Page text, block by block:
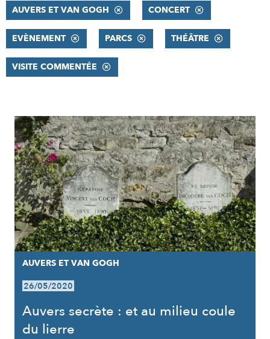
AUVERS ET VAN GOGH CONCERT
EVÈNEMENT PARCS THÉÂTRE
VISITE COMMENTÉE
RÉSULTATS
AUVERS ET VAN GOGH
26/05/2020
Auvers secrète : et au milieu coule
du lierre